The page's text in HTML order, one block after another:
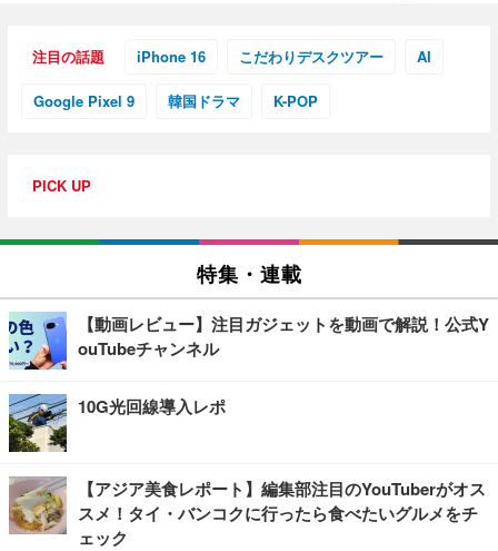
注目の話題 iPhone 16 こだわりデスクツアー AI
Google Pixel 9 韓国ドラマ K-POP
PICK UP
特集・連載
【動画レビュー】注目ガジェットを動画で解説！公式Y
ouTubeチャンネル
10G光回線導入レポ
【アジア美食レポート】編集部注目のYouTuberがオス
スメ！タイ・バンコクに行ったら食べたいグルメをチ
ェック